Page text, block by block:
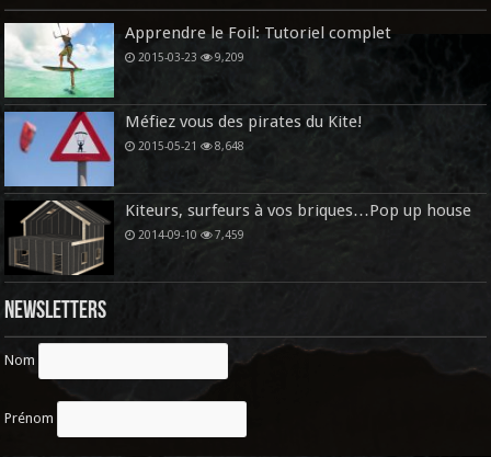
Apprendre le Foil: Tutoriel complet
2015-03-23 9,209
Méfiez vous des pirates du Kite!
2015-05-21 8,648
Kiteurs, surfeurs à vos briques…Pop up house
2014-09-10 7,459
Newsletters
Nom
Prénom